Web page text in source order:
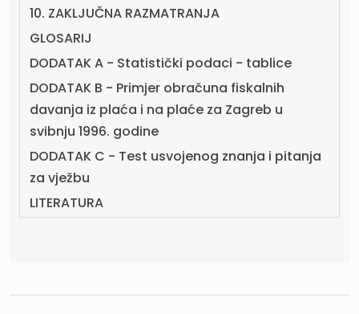
10. ZAKLJUČNA RAZMATRANJA
GLOSARIJ
DODATAK A - Statistički podaci - tablice
DODATAK B - Primjer obračuna fiskalnih
davanja iz plaća i na plaće za Zagreb u
svibnju 1996. godine
DODATAK C - Test usvojenog znanja i pitanja
za vježbu
LITERATURA